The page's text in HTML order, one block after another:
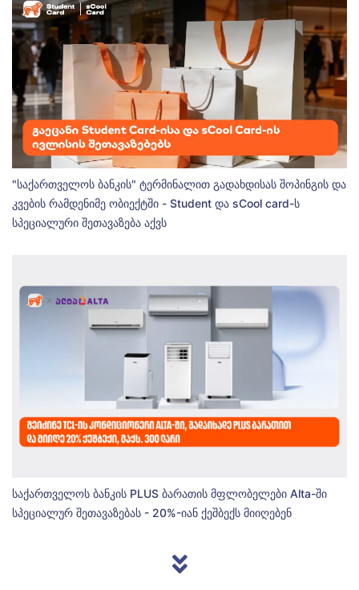
"საქართველოს ბანკის" ტერმინალით გადახდისას შოპინგის და
კვების რამდენიმე ობიექტში - Student და sCool card-ს
სპეციალური შეთავაზება აქვს
საქართველოს ბანკის PLUS ბარათის მფლობელები Alta-ში
სპეციალურ შეთავაზებას - 20%-იან ქეშბექს მიიღებენ